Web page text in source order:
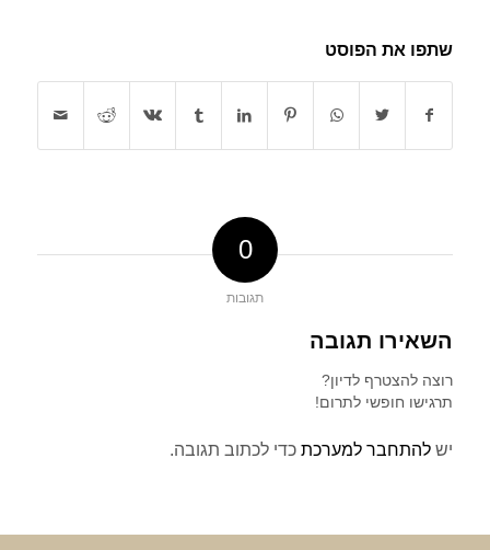
שתפו את הפוסט
0
תגובות
השאירו תגובה
רוצה להצטרף לדיון?
תרגישו חופשי לתרום!
יש להתחבר למערכתכדי לכתוב תגובה.